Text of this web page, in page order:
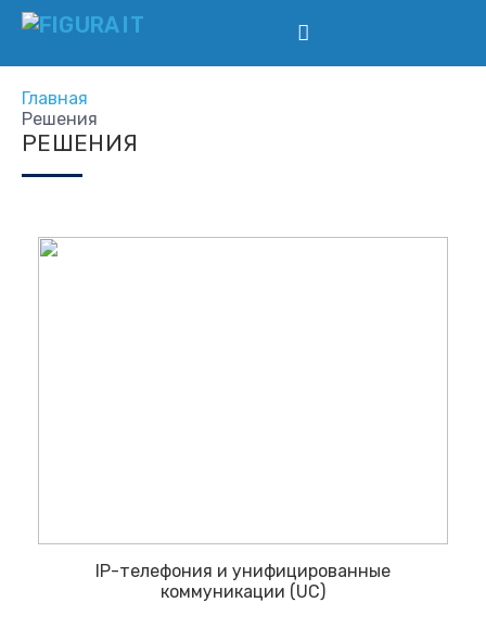
Главная
Решения
РЕШЕНИЯ
IP-телефония и унифицированные
коммуникации (UC)